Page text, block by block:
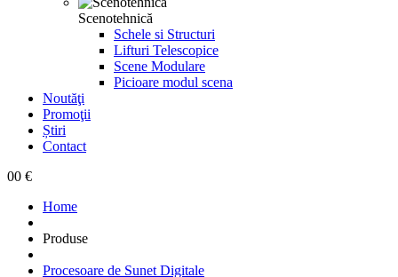
Scenotehnică
Schele si Structuri
Lifturi Telescopice
Scene Modulare
Picioare modul scena
Noutăţi
Promoţii
Știri
Contact
00 €
Home
Produse
Procesoare de Sunet Digitale